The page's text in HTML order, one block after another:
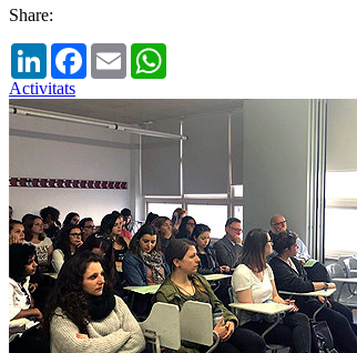
Share:
LinkedInFacebook
Email
Activitats